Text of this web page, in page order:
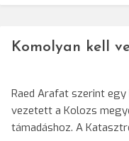
Komolyan kell
Raed Arafat szerint
vezetett a Kolozs
támadáshoz. A